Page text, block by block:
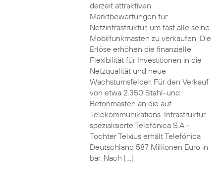
derzeit attraktiven
Marktbewertungen für
Netzinfrastruktur, um fast alle seine
Mobilfunkmasten zu verkaufen. Die
Erlöse erhöhen die finanzielle
Flexibilität für Investitionen in die
Netzqualität und neue
Wachstumsfelder. Für den Verkauf
von etwa 2.350 Stahl-und
Betonmasten an die auf
Telekommunikations-Infrastruktur
spezialisierte Telefónica S.A.-
Tochter Telxius erhält Telefónica
Deutschland 587 Millionen Euro in
bar. Nach […]